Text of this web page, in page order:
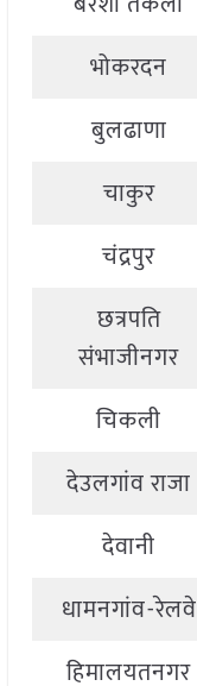
भोकरदन
बुलढाणा
चाकुर
चंद्रपुर
छत्रपति
संभाजीनगर
चिकली
देउलगांव राजा
देवानी
धामनगांव-रेलवे
हिमालयतनगर